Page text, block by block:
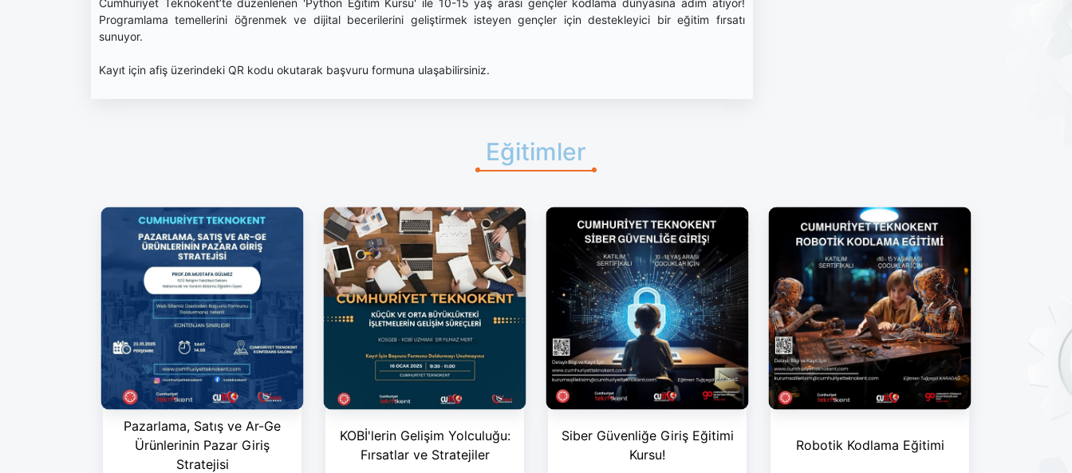
Programlama temellerini öğrenmek ve dijital becerilerini geliştirmek isteyen gençler için destekleyici bir eğitim fırsatı
sunuyor.
Kayıt için afiş üzerindeki QR kodu okutarak başvuru formuna ulaşabilirsiniz.
Eğitimler
Pazarlama, Satış ve Ar-Ge
Ürünlerinin Pazar Giriş
Stratejisi
KOBİ'lerin Gelişim Yolculuğu:
Fırsatlar ve Stratejiler
Siber Güvenliğe Giriş Eğitimi
Kursu!
Robotik Kodlama Eğitimi